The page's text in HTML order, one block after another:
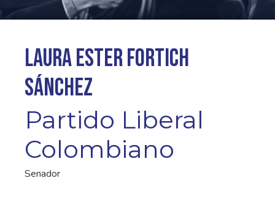
Laura Ester Fortich
Sánchez
Partido Liberal
Colombiano
Senador